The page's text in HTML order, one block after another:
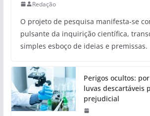
Redação
O projeto de pesquisa manifesta-se
pulsante da inquirição científica,
simples esboço de ideias e premissas.
Perigos ocultos:
luvas descartáveis
prejudicial